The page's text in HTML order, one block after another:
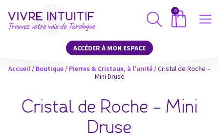
0
ACCÉDER À MON ESPACE
Accueil / Boutique / Pierres & Cristaux, à l'unité / Cristal de Roche –
Mini Druse
Cristal de Roche – Mini
Druse